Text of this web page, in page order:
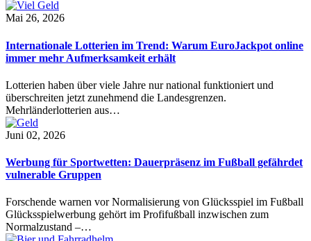
Mai 26, 2026
Internationale Lotterien im Trend: Warum EuroJackpot online
immer mehr Aufmerksamkeit erhält
Lotterien haben über viele Jahre nur national funktioniert und
überschreiten jetzt zunehmend die Landesgrenzen.
Mehrländerlotterien aus…
Juni 02, 2026
Werbung für Sportwetten: Dauerpräsenz im Fußball gefährdet
vulnerable Gruppen
Forschende warnen vor Normalisierung von Glücksspiel im Fußball
Glücksspielwerbung gehört im Profifußball inzwischen zum
Normalzustand –…